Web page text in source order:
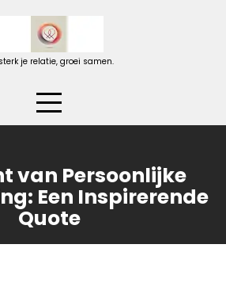
je relatie, groei samen.
van Persoonlijke
Een Inspirerende
Quote